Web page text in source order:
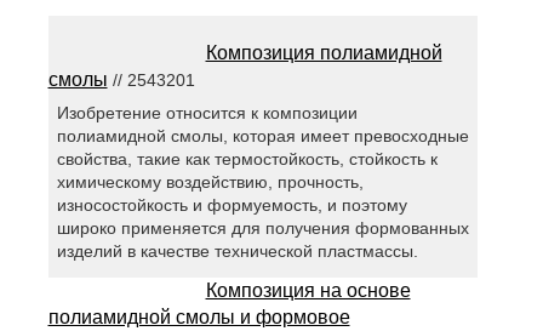
Композиция полиамидной
смолы // 2543201
Изобретение относится к композиции
полиамидной смолы, которая имеет превосходные
свойства, такие как термостойкость, стойкость к
химическому воздействию, прочность,
износостойкость и формуемость, и поэтому
широко применяется для получения формованных
изделий в качестве технической пластмассы.
Композиция на основе
полиамидной смолы и формовое